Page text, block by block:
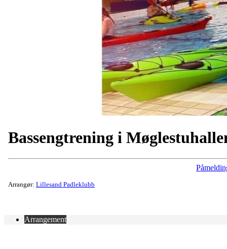
Bassengtrening i
Arrangør: Lillesand Padleklubb
Arrangement